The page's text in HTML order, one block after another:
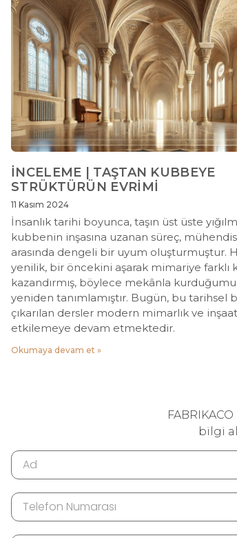
İNCELEME | TAŞTAN KUBBEYE
STRÜKTÜRÜN EVRİMİ
11 Kasım 2024
İnsanlık tarihi boyunca, taşın üst üste
kubbenin inşasına uzanan süreç,
arasında dengeli bir uyum oluşturmuştur.
yenilik, bir öncekini aşarak mimariye farklı
kazandırmış, böylece mekânla
yeniden tanımlamıştır. Bugün, bu tarihsel
çıkarılan dersler modern mimarlık ve inşaat
etkilemeye devam etmektedir.
Okumaya devam et »
bilgi